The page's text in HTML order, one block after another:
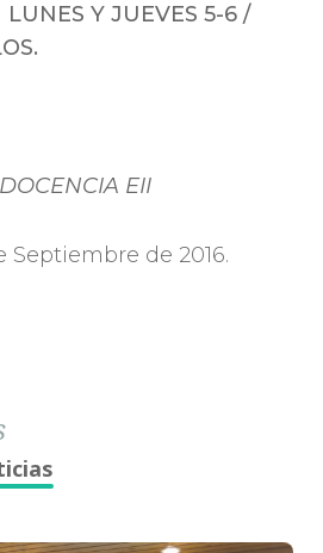
Y JUEVES 5-6 /
EII
Septiembre de 2016.